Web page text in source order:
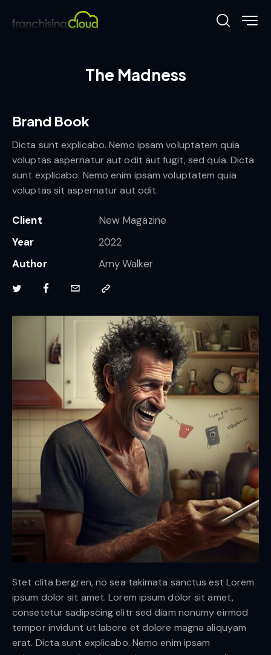
The Madness
Brand Book
Dicta sunt explicabo. Nemo ipsam voluptatem quia
voluptas aspernatur aut odit aut fugit, sed quia. Dicta
sunt explicabo. Nemo enim ipsam voluptatem quia
voluptas sit aspernatur aut odit.
Client
New Magazine
Year
2022
Author
Amy Walker
Stet clita bergren, no sea takimata sanctus est Lorem
ipsum dolor sit amet. Lorem ipsum dolor sit amet,
consetetur sadipscing elitr sed diam nonumy eirmod
tempor invidunt ut labore et dolore magna aliquyam
erat. Dicta sunt explicabo. Nemo enim ipsam